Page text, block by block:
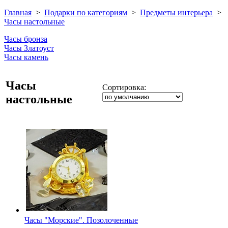
Главная > Подарки по категориям > Предметы интерьера >
Часы настольные
Часы бронза
Часы Златоуст
Часы камень
Часы
настольные
Сортировка:
Часы "Морские". Позолоченные